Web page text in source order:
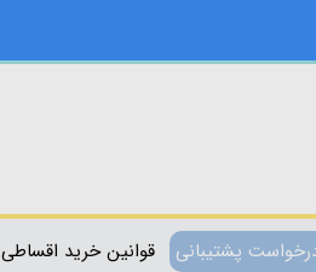
پشتیبانی قوانین خرید اقساطی